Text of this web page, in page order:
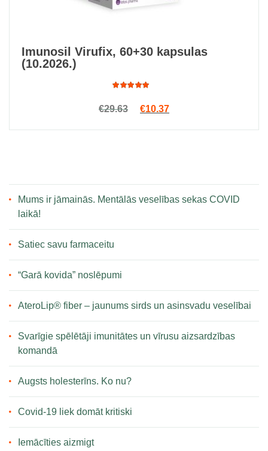
Imunosil Virufix, 60+30 kapsulas
(10.2026.)
5.00
out
€29.63 Original price was: €29.63.
€10.37Current price is:
Mums ir jāmainās. Mentālās veselības sekas COVID
laikā!
Satiec savu farmaceitu
“Garā kovida” noslēpumi
AteroLip® fiber – jaunums sirds un asinsvadu veselībai
Svarīgie spēlētāji imunitātes un vīrusu aizsardzības
komandā
Augsts holesterīns. Ko nu?
Covid-19 liek domāt kritiski
Iemācīties aizmigt